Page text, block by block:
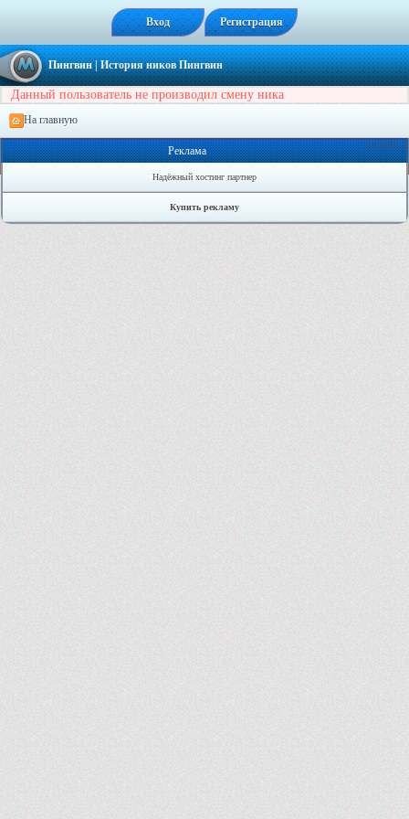
Вход Регистрация
Пингвин| История ников Пингвин
Данный пользователь не производил смену ника
На главную
Онлайн: 1
Реклама
Надёжный хостинг партнер
Купить рекламу